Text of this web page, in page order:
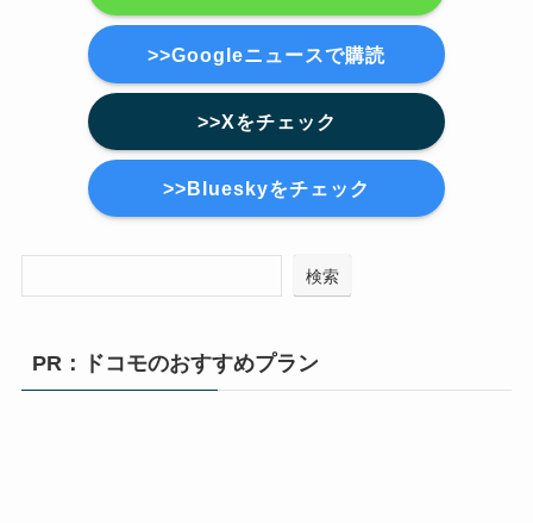
>>Googleニュースで購読
>>Xをチェック
>>Blueskyをチェック
検索
PR：ドコモのおすすめプラン